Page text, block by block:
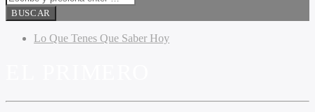
Lo Que Tenes Que Saber Hoy